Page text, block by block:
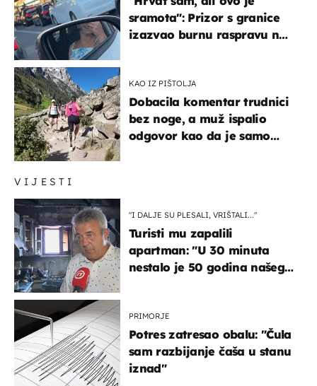
VIJESTI
"I DALJE SU PLESALI, VRIŠTALI..."
Turisti mu zapalili
apartman: "U 30 minuta
nestalo je 50 godina našeg
PRIMORJE
Potres zatresao obalu: "Čula
sam razbijanje čaša u stanu
iznad"
sramota": Prizor s granice
izazvao burnu raspravu na
KAO IZ PIŠTOLJA
Dobacila komentar trudnici
bez noge, a muž ispalio
odgovor kao da je samo